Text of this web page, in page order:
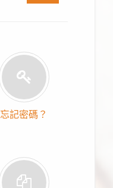
忘記密碼？